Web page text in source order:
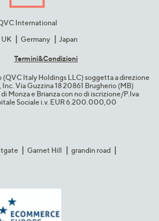
International
UK Germany Japan
Termini&C​ondizioni
(QVC Italy Holdings LLC) soggetta a direzione
Via Guzzina 18 20861 Brugherio (MB)​
Monza e Brianza con no di iscrizione/P.Iva
Sociale i.v. EUR 6.200.000,00​
Garnet Hill
grandin road